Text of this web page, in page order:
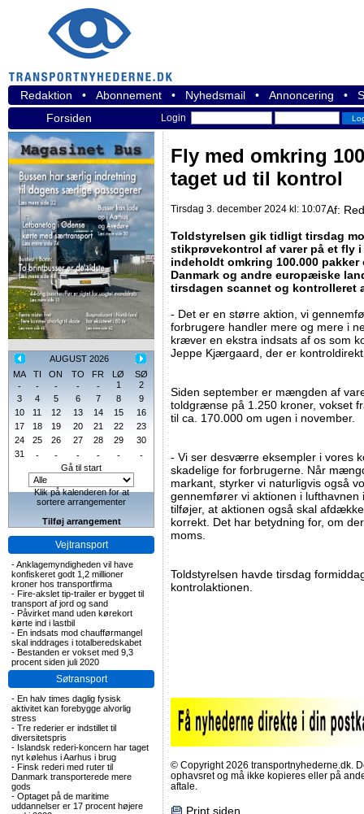
Redaktion • Abonnement • Nyhedsmail • Annoncering •
Forsiden
Login
AUGUST 2026
MA
TI ON TO FR LØ
SØ
-
- - - - 1
2
3
4 5 6 7 8
9
10
11 12 13 14 15
16
17
18 19 20 21 22
23
24
25 26 27 28 29
30
31
- - - - -
-
Gå til start
Klik på kalenderen for at
sortere arrangementer
Tilføj arrangement
Vejtransport
-Anklagemyndigheden vil have
konfiskeret godt 1,2 millioner
kroner hos transportfirma
- Fire-akslet tip-trailer er bygget til
transport af jord og sand
- Påvirket mand uden kørekort
kørte ind i lastbil
- En indsats mod chaufførmangel
skal inddrages i totalberedskabet
- Bestanden er vokset med 9,3
procent siden juli 2020
Søtransport
- En halv times daglig fysisk
aktivitet kan forebygge alvorlig
stress
- Tre rederier er indstillet til
diversitetspris
- Islandsk rederi-koncern har taget
nyt kølehus i Aarhus i brug
- Finsk rederi med ruter til
Danmark transporterede mere
gods
- Optaget på de maritime
uddannelser er 17 procent højere
Fly med omkring
taget ud til kontrol
Tirsdag 3. december 2024 kl: 10:07Af:
Toldstyrelsen gik tidligt tirsdag
stikprøvekontrol af varer på et fly
indeholdt omkring 100.000
Danmark og andre europæiske
tirsdagen scannet og kontrolleret
- Det er en større aktion, vi
forbrugere handler mere og mere i
kræver en ekstra indsats af os som
Jeppe Kjærgaard, der er
Siden september er mængden af
toldgrænse på 1.250 kroner, vokset
til ca. 170.000 om ugen i november.
- Vi ser desværre eksempler i vores
skadelige for forbrugerne. Når
markant, styrker vi naturligvis også
gennemfører vi aktionen i
tilføjer, at aktionen også skal
korrekt. Det har betydning for, om
moms.
Toldstyrelsen havde tirsdag
kontrolaktionen.
© Copyright 2026 transportnyhederne.dk.
ophavsret og må ikke kopieres eller på
aftale.
Print siden